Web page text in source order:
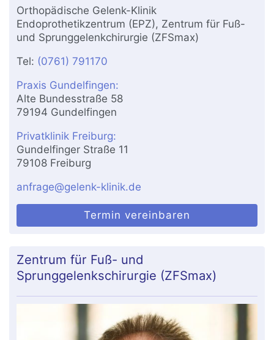
Orthopädische Gelenk-Klinik
Endoprothetikzentrum (EPZ), Zentrum für Fuß-
und Sprunggelenkchirurgie (ZFSmax)
Tel: (0761) 791170
Praxis Gundelfingen:
Alte Bundesstraße 58
79194 Gundelfingen
Privatklinik Freiburg:
Gundelfinger Straße 11
79108 Freiburg
anfrage@gelenk-klinik.de
Termin vereinbaren
Zentrum für Fuß- und
Sprunggelenkschirurgie (ZFSmax)